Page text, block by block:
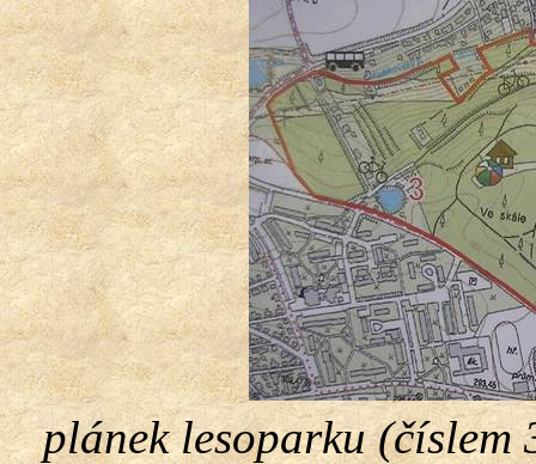
plánek lesoparku (číslem